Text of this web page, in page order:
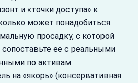
и «точки доступа» к
может понадобиться.
просадку, с которой
её с реальными
по активам.
на «якорь» (консервативная